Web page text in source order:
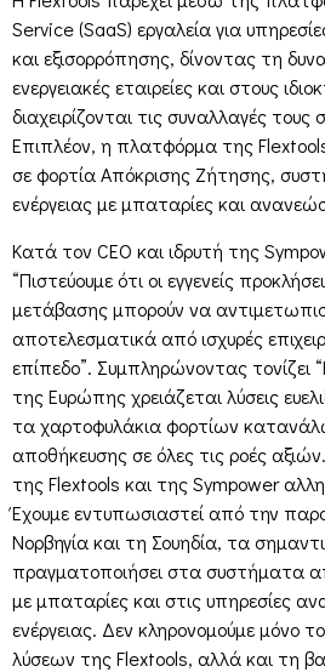
Service (SaaS) εργαλεία για
και εξισορρόπησης, δίνοντας τη
ενεργειακές εταιρείες και στους
διαχειρίζονται τις συναλλαγές τους
Επιπλέον, η πλατφόρμα της
σε φορτία Απόκρισης Ζήτησης,
ενέργειας με μπαταρίες και
Κατά τον CEO και ιδρυτή της
“Πιστεύουμε ότι οι εγγενείς
μετάβασης μπορούν να
αποτελεσματικά από ισχυρές
επίπεδο”. Συμπληρώνοντας τονίζει
της Ευρώπης χρειάζεται λύσεις
τα χαρτοφυλάκια φορτίων
αποθήκευσης σε όλες τις ροές
της Flextools και της Sympower
Έχουμε εντυπωσιαστεί από την
Νορβηγία και τη Σουηδία, τα
πραγματοποιήσει στα συστήματα
με μπαταρίες και στις υπηρεσίες
ενέργειας. Δεν κληρονομούμε μόνο
λύσεων της Flextools, αλλά και τη